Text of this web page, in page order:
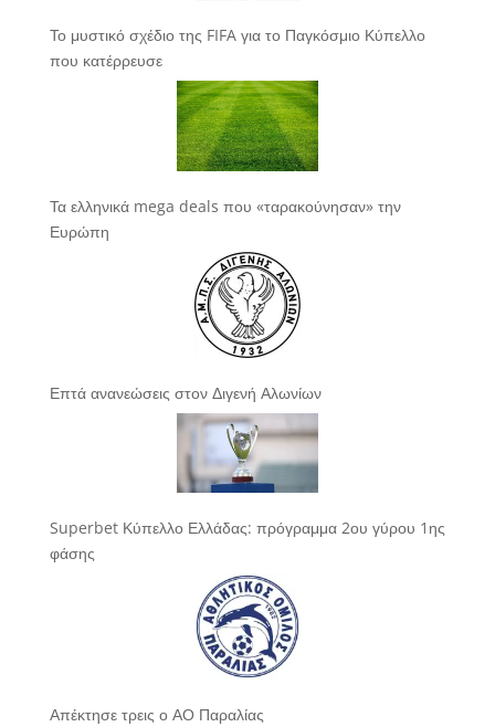
Το μυστικό σχέδιο της FIFA για το Παγκόσμιο Κύπελλο
που κατέρρευσε
Τα ελληνικά mega deals που «ταρακούνησαν» την
Ευρώπη
Επτά ανανεώσεις στον Διγενή Αλωνίων
Superbet Κύπελλο Ελλάδας: πρόγραμμα 2ου γύρου 1ης
φάσης
Απέκτησε τρεις ο ΑΟ Παραλίας